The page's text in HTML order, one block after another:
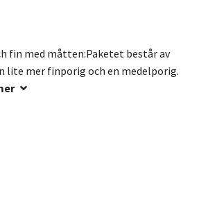
fin med måtten:Paketet består av
lite mer finporig och en medelporig.